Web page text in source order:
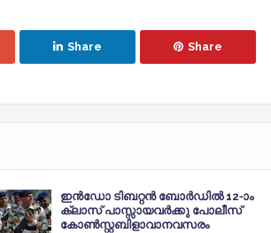
Share Share
ഇൻഡോ ടിബറ്റൻ ബോർഡിൽ 12-ാം
ക്ലാസ് പാസ്സായവർക്കു പോലീസ്
കോൺസ്റ്റബിളാവാനവസരം